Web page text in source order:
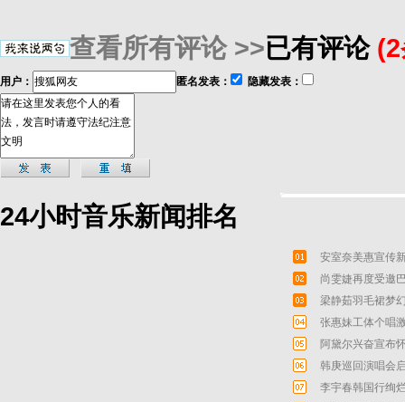
查看所有评论 >>已有评论
用户： 匿名发表： 隐藏发表：
24小时音乐新闻排名
安室奈美惠宣传
尚雯婕再度受邀
梁静茹羽毛裙梦
张惠妹工体个唱
阿黛尔兴奋宣布
韩庚巡回演唱会
李宇春韩国行绚